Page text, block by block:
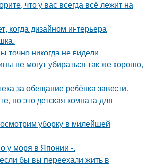
что у вас всегда всё лежит на
когда дизайном интерьера
точно никогда не видели.
не могут убираться так же хорошо,
за обещание ребёнка завести.
но это детская комната для
уборку в милейшей
у моря в Японии -.
бы вы переехали жить в